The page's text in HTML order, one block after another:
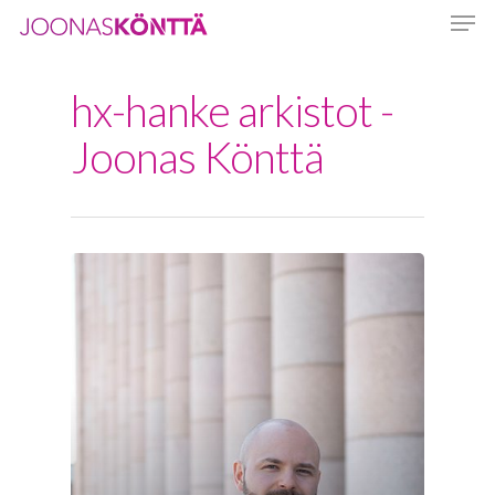
Hit enter to search or ESC to close
hx-hanke arkistot -
Joonas Könttä